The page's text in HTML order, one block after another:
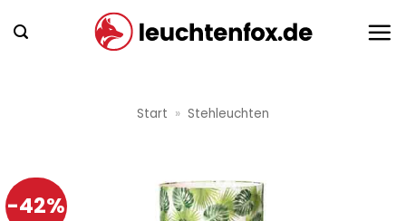
Inhalt
Start » Stehleuchten
-42%